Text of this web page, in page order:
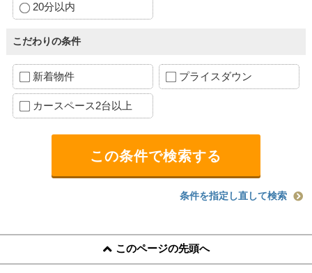
20分以内
こだわりの条件
新着物件 プライスダウン
カースペース2台以上
条件を指定し直して検索
このページの先頭へ